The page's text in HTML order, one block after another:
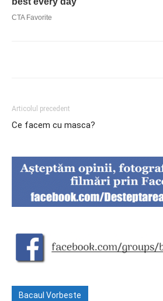
Articolul precedent
Ce facem cu masca?
Bacaul Vorbeste